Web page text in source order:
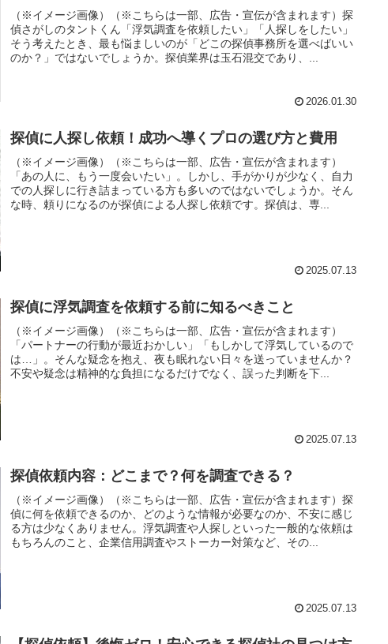
（※イメージ画像）（※こちらは一部、広告・宣伝が含まれます）探
偵さがしのタントくん「浮気調査を依頼したい」「人探しをしたい」
そう考えたとき、最も悩ましいのが「どこの探偵事務所を選べばいい
のか？」ではないでしょうか。探偵業界は玉石混交であり、...
2026.01.30
探偵に人探し依頼！成功へ導くプロの選び方と費用
（※イメージ画像）（※こちらは一部、広告・宣伝が含まれます）
「あの人に、もう一度会いたい」。しかし、手がかりが少なく、自力
での人探しに行き詰まっている方も多いのではないでしょうか。そん
な時、頼りになるのが探偵による人探し依頼です。探偵は、専...
2025.07.13
探偵に浮気調査を依頼する前に知るべきこと
（※イメージ画像）（※こちらは一部、広告・宣伝が含まれます）
「パートナーの行動が最近おかしい」「もしかして浮気しているので
は…」。そんな疑念を抱え、夜も眠れない日々を送っていませんか？
不安や疑念は精神的な負担になるだけでなく、誤った判断を下...
2025.07.13
探偵依頼内容：どこまで？何を調査できる？
（※イメージ画像）（※こちらは一部、広告・宣伝が含まれます）探
偵に何を依頼できるのか、どのような情報が必要なのか、不安に感じ
る方は少なくありません。浮気調査や人探しといった一般的な依頼は
もちろんのこと、企業信用調査やストーカー対策など、その...
2025.07.13